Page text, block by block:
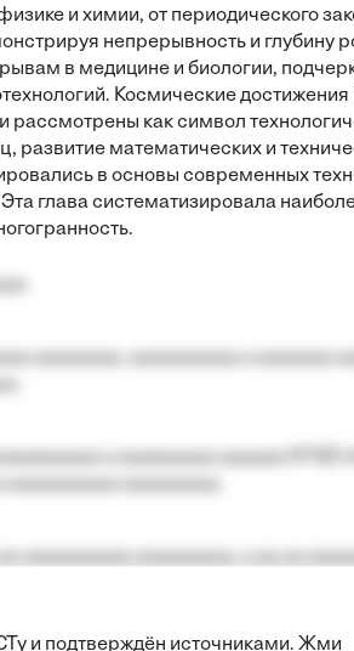
и химии, от периодического
непрерывность и глубину
в медицине и биологии,
Космические достижения
рассмотрены как символ
развитие математических и
в основы современных
глава систематизировала
и подтверждён источниками. Жми